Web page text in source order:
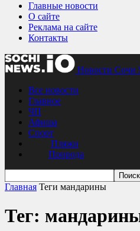
Главные новости
О сайте
Реклама на сайте
Контакты
Новости Сочи
Все новости
Главное
ЧП
Афиша
Спорт
Пляжи
Природа
Главная Теги мандарины
Тег: